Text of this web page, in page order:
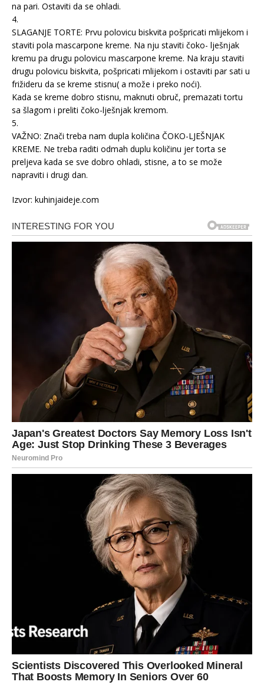
na pari. Ostaviti da se ohladi.
4.
SLAGANJE TORTE: Prvu polovicu biskvita pošpricati mlijekom i
staviti pola mascarpone kreme. Na nju staviti čoko- lješnjak
kremu pa drugu polovicu mascarpone kreme. Na kraju staviti
drugu polovicu biskvita, pošpricati mlijekom i ostaviti par sati u
frižideru da se kreme stisnu( a može i preko noći).
Kada se kreme dobro stisnu, maknuti obruč, premazati tortu
sa šlagom i preliti čoko-lješnjak kremom.
5.
VAŽNO: Znači treba nam dupla količina ČOKO-LJEŠNJAK
KREME. Ne treba raditi odmah duplu količinu jer torta se
preljeva kada se sve dobro ohladi, stisne, a to se može
napraviti i drugi dan.
Izvor: kuhinjaideje.com